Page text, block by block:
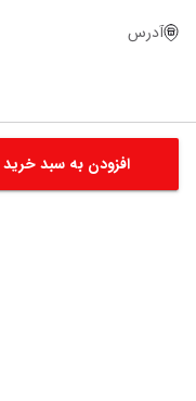
افزودن به سبد خرید
آدرس